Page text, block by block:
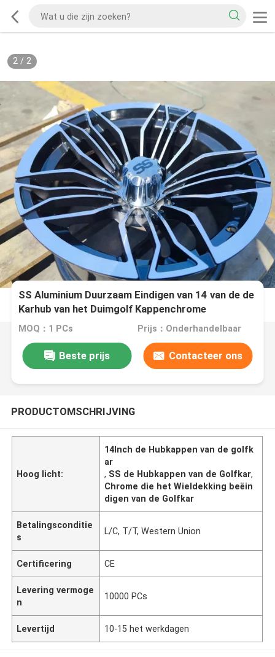
2/ 2
SS Aluminium Duurzaam Eindigen van 14 van de de
Karhub van het Duimgolf Kappenchrome
MOQ：1 PCs Prijs：Onderhandelbaar
Beste prijs Contacteer ons
PRODUCTOMSCHRIJVING
Hoog licht:
14Inch de Hubkappen van de golfk
ar
, SS de Hubkappen van de Golfkar,
Chrome die het Wieldekking beëin
digen van de Golfkar
Betalingsconditie
s
L/C, T/T, Western Union
Certificering CE
Levering vermoge
n
10000 PCs
Levertijd 10-15 het werkdagen